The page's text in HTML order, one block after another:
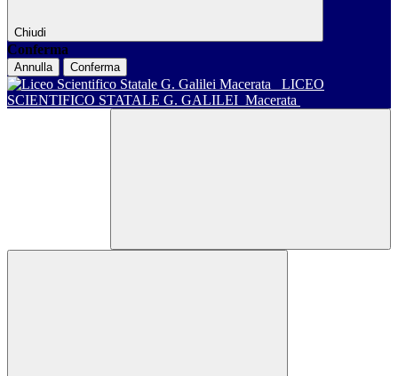
Chiudi
Conferma
Annulla Conferma
LICEO
SCIENTIFICO STATALE G. GALILEI Macerata